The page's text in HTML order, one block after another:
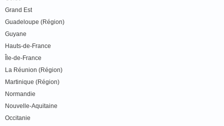
Grand Est
Guadeloupe (Région)
Guyane
Hauts-de-France
Île-de-France
La Réunion (Région)
Martinique (Région)
Normandie
Nouvelle-Aquitaine
Occitanie